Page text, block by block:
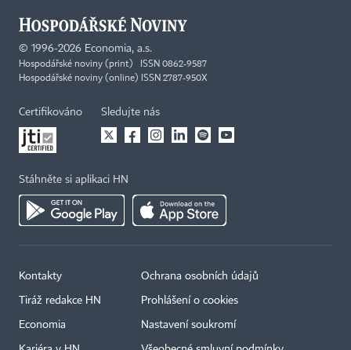
© 1996-2026 Economia, a.s.
Hospodářské noviny (print) ISSN 0862-9587
Hospodářské noviny (online) ISSN 2787-950X
Certifikováno Sledujte nás
Stáhněte si aplikaci HN
Kontakty
Tiráž redakce HN
Economia
Ochrana osobních údajů
Prohlášení o cookies
Nastavení soukromí